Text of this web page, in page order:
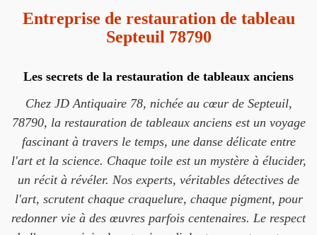
Entreprise de restauration de tableau
Septeuil 78790
Les secrets de la restauration de tableaux anciens
Chez JD Antiquaire 78, nichée au cœur de Septeuil,
78790, la restauration de tableaux anciens est un voyage
fascinant à travers le temps, une danse délicate entre
l'art et la science. Chaque toile est un mystère à élucider,
un récit à révéler. Nos experts, véritables détectives de
l'art, scrutent chaque craquelure, chaque pigment, pour
redonner vie à des œuvres parfois centenaires. Le respect